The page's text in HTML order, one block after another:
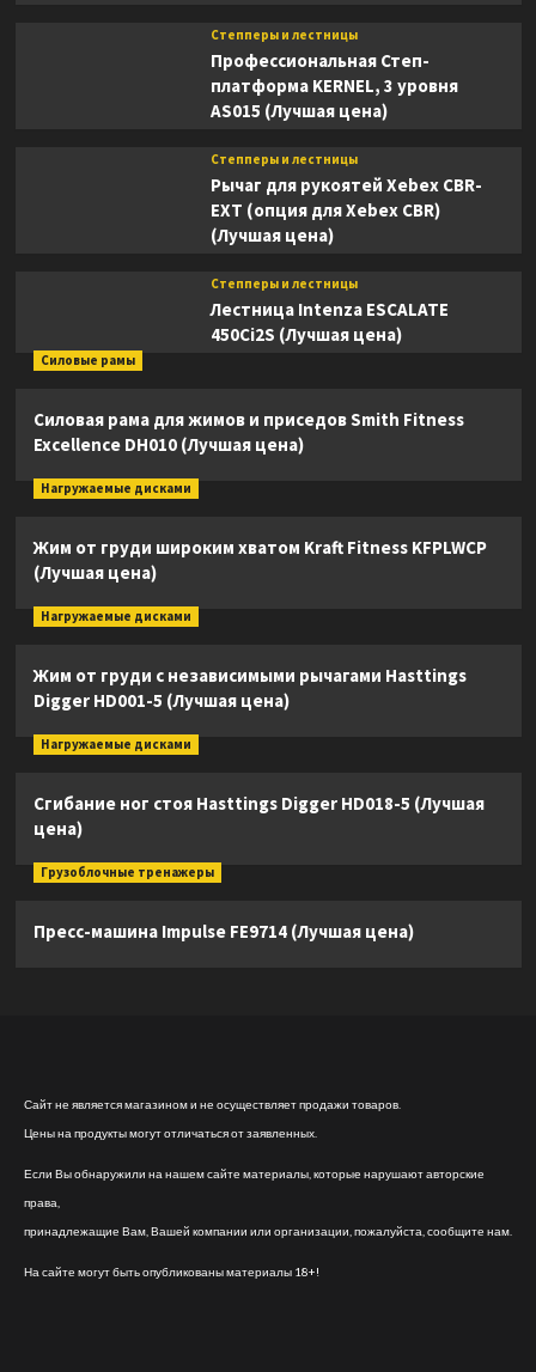
Степперы и лестницы
Профессиональная Степ-
платформа KERNEL, 3 уровня
AS015 (Лучшая цена)
Степперы и лестницы
Рычаг для рукоятей Xebex CBR-
EXT (опция для Xebex CBR)
(Лучшая цена)
Степперы и лестницы
Лестница Intenza ESCALATE
450Ci2S (Лучшая цена)
Силовые рамы
Силовая рама для жимов и приседов Smith Fitness
Excellence DH010 (Лучшая цена)
Нагружаемые дисками
Жим от груди широким хватом Kraft Fitness KFPLWCP
(Лучшая цена)
Нагружаемые дисками
Жим от груди с независимыми рычагами Hasttings
Digger HD001-5 (Лучшая цена)
Нагружаемые дисками
Сгибание ног стоя Hasttings Digger HD018-5 (Лучшая
цена)
Грузоблочные тренажеры
Пресс-машина Impulse FE9714 (Лучшая цена)
Сайт не является магазином и не осуществляет продажи товаров.
Цены на продукты могут отличаться от заявленных.
Если Вы обнаружили на нашем сайте материалы, которые нарушают авторские
права,
принадлежащие Вам, Вашей компании или организации, пожалуйста, сообщите нам.
На сайте могут быть опубликованы материалы 18+!